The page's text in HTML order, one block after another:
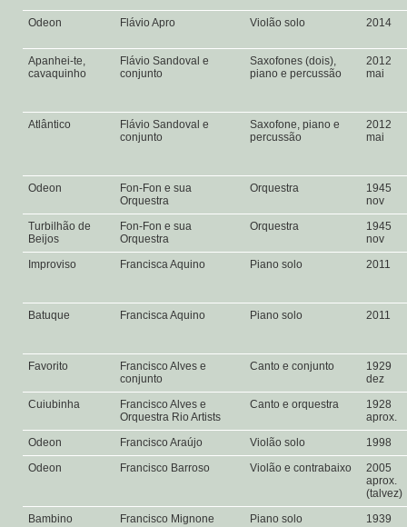
Odeon Flávio Apro Violão solo 2014
Apanhei-te,
cavaquinho
Flávio Sandoval e
conjunto
Saxofones (dois),
piano e percussão
2012
mai
Atlântico
Flávio Sandoval e
conjunto
Saxofone, piano e
percussão
2012
mai
Odeon
Fon-Fon e sua
Orquestra
Orquestra
1945
nov
Turbilhão de
Beijos
Fon-Fon e sua
Orquestra
Orquestra
1945
nov
Improviso
Francisca Aquino Piano solo 2011
Batuque Francisca Aquino Piano solo 2011
Favorito
Francisco Alves e
conjunto
Canto e conjunto
1929
dez
Cuiubinha
Francisco Alves e
Orquestra Rio Artists
Canto e orquestra
1928
aprox.
Odeon
Francisco Araújo Violão solo
1998
Odeon
Francisco Barroso Violão e contrabaixo
2005
aprox.
(talvez)
Bambino
Francisco Mignone Piano solo 1939